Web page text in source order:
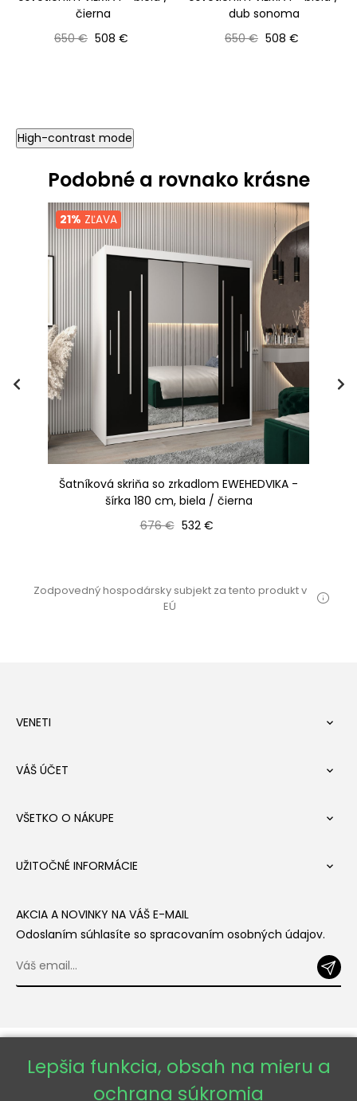
čierna
Bežná cena
650 € Cena
508 €
dub sonoma
Bežná cena
650 € Cena
508 €
High-contrast mode
Podobné a rovnako krásne
21% ZĽAVA
Šatníková skriňa so zrkadlom EWEHEDVIKA -
šírka 180 cm, biela / čierna
Bežná cena
676 € Cena
532 €
Zodpovedný hospodársky subjekt za tento produkt v
EÚ
VENETI 
VÁŠ ÚČET 
VŠETKO O NÁKUPE 
UŽITOČNÉ INFORMÁCIE 
AKCIA A NOVINKY NA VÁŠ E-MAIL
Odoslaním súhlasíte so spracovaním osobných údajov.
Lepšia funkcia, obsah na mieru a
ochrana súkromia